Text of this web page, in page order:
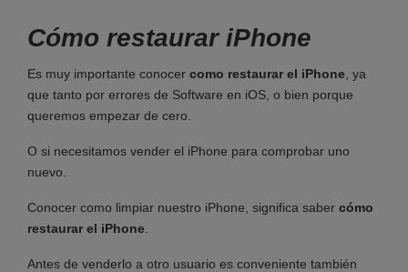
Cómo restaurar iPhone
Es muy importante conocer como restaurar el iPhone , ya
que tanto por errores de Software en iOS, o bien porque
queremos empezar de cero.
O si necesitamos vender el iPhone para comprobar uno
nuevo.
Conocer como limpiar nuestro iPhone, significa saber cómo
restaurar el iPhone
Antes de venderlo a otro usuario es conveniente también